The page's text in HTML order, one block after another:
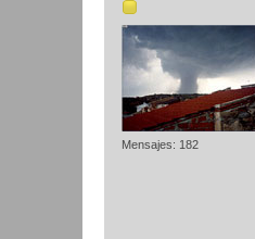
Mensajes: 182